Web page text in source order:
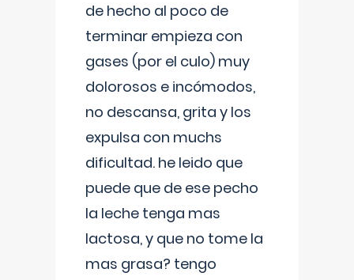
de hecho al poco de
terminar empieza con
gases (por el culo) muy
dolorosos e incómodos,
no descansa, grita y los
expulsa con muchs
dificultad. he leido que
puede que de ese pecho
la leche tenga mas
lactosa, y que no tome la
mas grasa? tengo